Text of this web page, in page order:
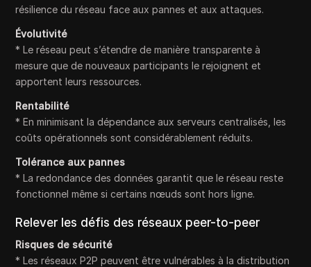
résilience du réseau face aux pannes et aux attaques.
Évolutivité
* Le réseau peut s’étendre de manière transparente à
mesure que de nouveaux participants le rejoignent et
apportent leurs ressources.
Rentabilité
* En minimisant la dépendance aux serveurs centralisés, les
coûts opérationnels sont considérablement réduits.
Tolérance aux pannes
* La redondance des données garantit que le réseau reste
fonctionnel même si certains nœuds sont hors ligne.
Relever les défis des réseaux peer-to-peer
Risques de sécurité
* Les réseaux P2P peuvent être vulnérables à la distribution